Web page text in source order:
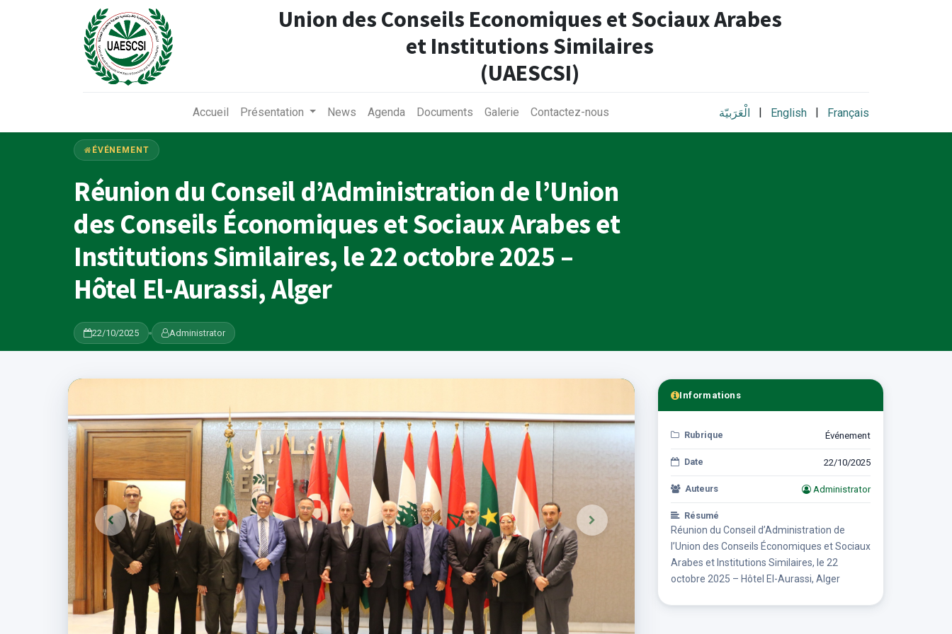
Union des Conseils Economiques et Sociaux Arabes
et Institutions Similaires​
(UAESCSI)
Accueil Présentation News Agenda Documents Galerie Contactez-nous الْعَرَبيّة | English | Français
ÉVÉNEMENT
Réunion du Conseil d’Administration de l’Union
des Conseils Économiques et Sociaux Arabes et
Institutions Similaires, le 22 octobre 2025 –
Hôtel El-Aurassi, Alger
22/10/2025 Administrator
Informations
Rubrique Événement
Date 22/10/2025
Auteurs Administrator
Résumé
Réunion du Conseil d’Administration de
l’Union des Conseils Économiques et Sociaux
Arabes et Institutions Similaires, le 22
octobre 2025 – Hôtel El-Aurassi, Alger